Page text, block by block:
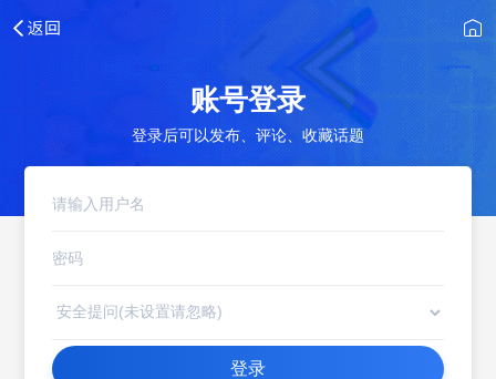
账号登录
登录后可以发布、评论、收藏话题
登录